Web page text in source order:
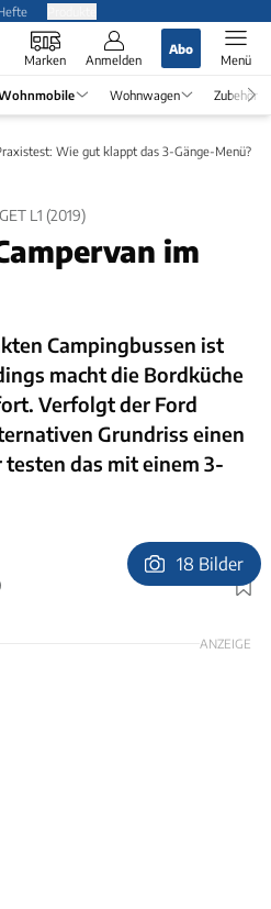
Marken Anmelden
Abo
Menü
Wohnwagen Zubehör
Wie gut klappt das 3-Gänge-Menü?
L1 (2019)
im
Campingbussen ist
macht die Bordküche
Verfolgt der Ford
Grundriss einen
das mit einem 3-
Foto: Ford
18 Bilder
ANZEIGE